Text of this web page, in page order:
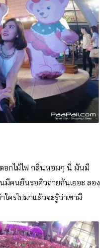
อกไม้ไฟ กลิ่นหอมๆ นี่ มันมี
มีคนยืนรอคิวถ่ายกันเยอะ ลอง
ครไปมาแล้วจะรู้ว่าเขามี